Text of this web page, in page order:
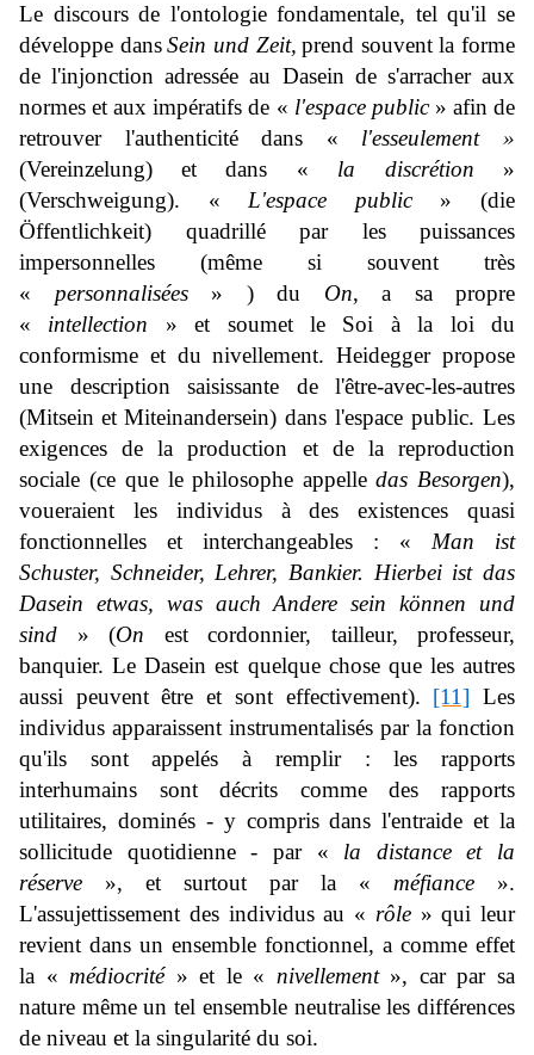
Le discours de l'ontologie fondamentale, tel qu'il se
développe dans Sein und Zeit, prend souvent la forme
de l'injonction adressée au Dasein de s'arracher aux
normes et aux impératifs de « l'espace public» afin de
retrouver l'authenticité dans « l'esseulement »
(Vereinzelung) et dans « la discrétion »
(Verschweigung). «L'espace public» (die
Öffentlichkeit) quadrillé par les puissances
impersonnelles (même si souvent très
« personnalisées» ) du On, a sa propre
« intellection » et soumet le Soi à la loi du
conformisme et du nivellement. Heidegger propose
une description saisissante de l'être-avec-les-autres
(Mitsein et Miteinandersein) dans l'espace public. Les
exigences de la production et de la reproduction
sociale (ce que le philosophe appelle das Besorgen),
voueraient les individus à des existences quasi
fonctionnelles et interchangeables : « Man ist
Schuster, Schneider, Lehrer, Bankier. Hierbei ist das
Dasein etwas, was auch Andere sein können und
sind » (On est cordonnier, tailleur, professeur,
banquier. Le Dasein est quelque chose que les autres
aussi peuvent être et sont effectivement). [11] Les
individus apparaissent instrumentalisés par la fonction
qu'ils sont appelés à remplir : les rapports
interhumains sont décrits comme des rapports
utilitaires, dominés - y compris dans l'entraide et la
sollicitude quotidienne - par « la distance et la
réserve », et surtout par la « méfiance ».
L'assujettissement des individus au « rôle» qui leur
revient dans un ensemble fonctionnel, a comme effet
la «médiocrité » et le « nivellement », car par sa
nature même un tel ensemble neutralise les différences
de niveau et la singularité du soi.